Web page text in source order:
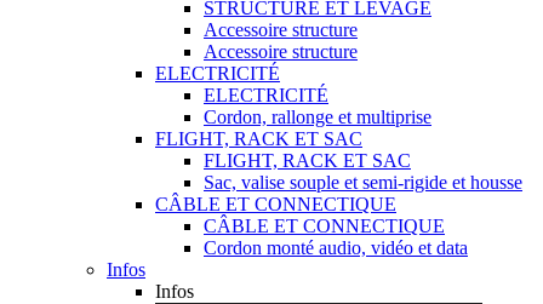
STRUCTURE ET LEVAGE
Accessoire structure
Accessoire structure
ELECTRICITÉ
ELECTRICITÉ
Cordon, rallonge et multiprise
FLIGHT, RACK ET SAC
FLIGHT, RACK ET SAC
Sac, valise souple et semi-rigide et housse
CÂBLE ET CONNECTIQUE
CÂBLE ET CONNECTIQUE
Cordon monté audio, vidéo et data
Infos
Infos